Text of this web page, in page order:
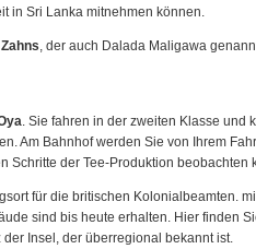
in Sri Lanka mitnehmen können.
, der auch Dalada Maligawa
. Sie fahren in der zweiten Klasse und
Am Bahnhof werden Sie von Ihrem
Schritte der Tee-Produktion beobachten
für die britischen Kolonialbeamten.
sind bis heute erhalten. Hier finden
Insel, der überregional bekannt ist.